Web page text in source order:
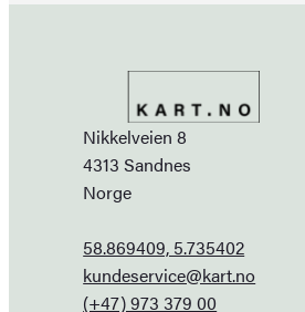
Nikkelveien 8
4313 Sandnes
Norge
58.869409, 5.735402
kundeservice@kart.no
(+47) 973 379 00